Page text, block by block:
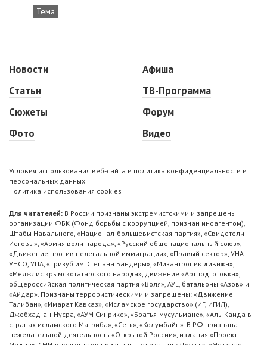
Тема
Новости
Статьи
Сюжеты
Фото
Афиша
ТВ-Программа
Форум
Видео
Условия использования веб-сайта и политика конфиденциальности и
персональных данных
Политика использования cookies
Для читателей: В России признаны экстремистскими и запрещены
организации ФБК (Фонд борьбы с коррупцией, признан иноагентом),
Штабы Навального, «Национал-большевистская партия», «Свидетели
Иеговы», «Армия воли народа», «Русский общенациональный союз»,
«Движение против нелегальной иммиграции», «Правый сектор», УНА-
УНСО, УПА, «Тризуб им. Степана Бандеры», «Мизантропик дивижн»,
«Меджлис крымскотатарского народа», движение «Артподготовка»,
общероссийская политическая партия «Воля», АУЕ, батальоны «Азов» и
«Айдар». Признаны террористическими и запрещены: «Движение
Талибан», «Имарат Кавказ», «Исламское государство» (ИГ, ИГИЛ),
Джебхад-ан-Нусра, «АУМ Синрике», «Братья-мусульмане», «Аль-Каида в
странах исламского Магриба», «Сеть», «Колумбайн». В РФ признана
нежелательной деятельность «Открытой России», издания «Проект